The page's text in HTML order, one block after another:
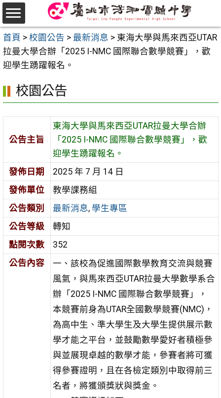
跳
至
主
要
內
首頁 > 校園公告 > 最新消息 > 東海大學與馬來西亞UTAR
拉曼大學合辦「2025 I-NMC 國際聯合數學競賽」，歡
迎學生踴躍報名。
校園公告
公告主旨
東海大學與馬來西亞UTAR拉曼大學合辦
「2025 I-NMC 國際聯合數學競賽」，歡
迎學生踴躍報名。
發佈日期
2025 年 7 月 14 日
發佈單位
教學課務組
公告類別
最新消息, 學生專區
公告等級
轉知
點閱次數
352
公告內容
一、該校為促進國際數學教育交流與競賽
風氣，與馬來西亞UTAR拉曼大學數學系合
辦「2025 I-NMC 國際聯合數學競賽」，
本競賽前身為UTAR全國數學競賽(NMC)，
為高中生、準大學生及大學生提供展示數
學才能之平台，並鼓勵數學愛好者積極參
與並展現卓越的數學才能，參賽者將可獲
得參賽證明，且在各檢定類別中取得前三
名者，將獲頒獎狀與獎金。
選
單